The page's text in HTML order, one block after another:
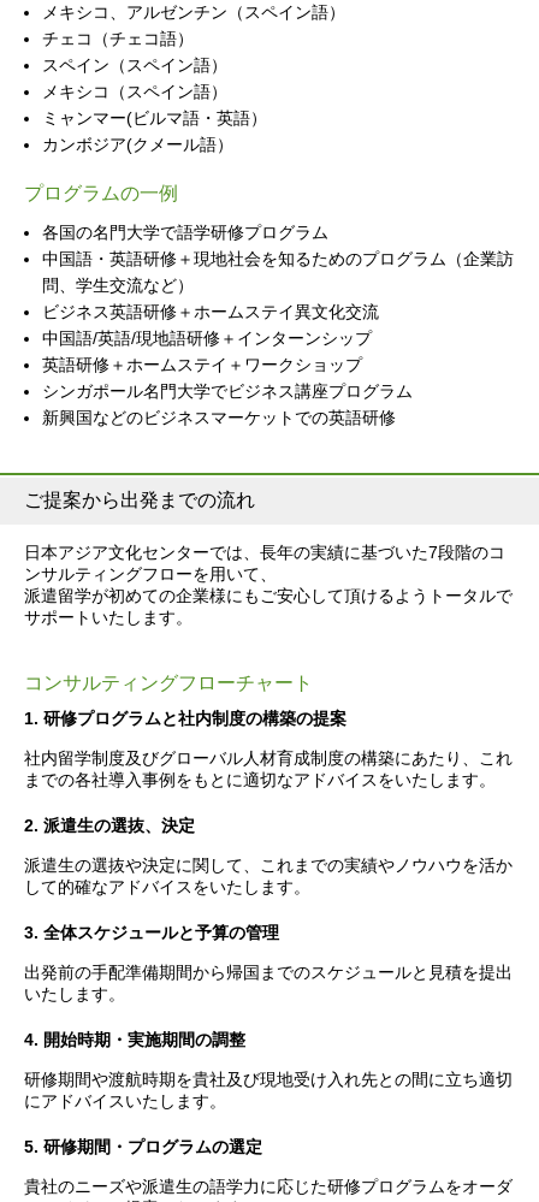
メキシコ、アルゼンチン（スペイン語）
チェコ（チェコ語）
スペイン（スペイン語）
メキシコ（スペイン語）
ミャンマー(ビルマ語・英語）
カンボジア(クメール語）
プログラムの一例
各国の名門大学で語学研修プログラム
中国語・英語研修＋現地社会を知るためのプログラム（企業訪
問、学生交流など）
ビジネス英語研修＋ホームステイ異文化交流
中国語/英語/現地語研修＋インターンシップ
英語研修＋ホームステイ＋ワークショップ
シンガポール名門大学でビジネス講座プログラム
新興国などのビジネスマーケットでの英語研修
ご提案から出発までの流れ
日本アジア文化センターでは、長年の実績に基づいた7段階のコ
ンサルティングフローを用いて、
派遣留学が初めての企業様にもご安心して頂けるようトータルで
サポートいたします。
コンサルティングフローチャート
1. 研修プログラムと社内制度の構築の提案
社内留学制度及びグローバル人材育成制度の構築にあたり、これ
までの各社導入事例をもとに適切なアドバイスをいたします。
2. 派遣生の選抜、決定
派遣生の選抜や決定に関して、これまでの実績やノウハウを活か
して的確なアドバイスをいたします。
3. 全体スケジュールと予算の管理
出発前の手配準備期間から帰国までのスケジュールと見積を提出
いたします。
4. 開始時期・実施期間の調整
研修期間や渡航時期を貴社及び現地受け入れ先との間に立ち適切
にアドバイスいたします。
5. 研修期間・プログラムの選定
貴社のニーズや派遣生の語学力に応じた研修プログラムをオーダ